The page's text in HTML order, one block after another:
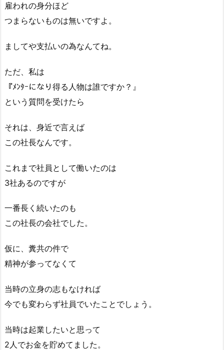
雇われの身分ほど
つまらないものは無いですよ。
ましてや支払いの為なんてね。
ただ、私は
『ﾒﾝﾀｰになり得る人物は誰ですか？』
という質問を受けたら
それは、身近で言えば
この社長なんです。
これまで社員として働いたのは
3社あるのですが
一番長く続いたのも
この社長の会社でした。
仮に、糞共の件で
精神が参ってなくて
当時の立身の志もなければ
今でも変わらず社員でいたことでしょう。
当時は起業したいと思って
2人でお金を貯めてました。